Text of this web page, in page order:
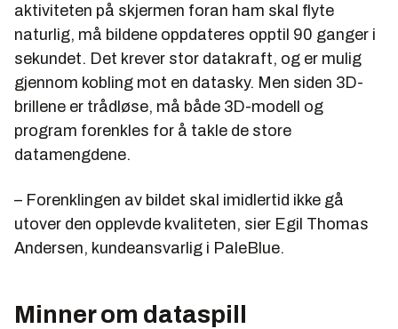
aktiviteten på skjermen foran ham skal flyte
naturlig, må bildene oppdateres opptil 90 ganger i
sekundet. Det krever stor datakraft, og er mulig
gjennom kobling mot en datasky. Men siden 3D-
brillene er trådløse, må både 3D-modell og
program forenkles for å takle de store
datamengdene.
– Forenklingen av bildet skal imidlertid ikke gå
utover den opplevde kvaliteten, sier Egil Thomas
Andersen, kundeansvarlig i PaleBlue.
Minner om dataspill